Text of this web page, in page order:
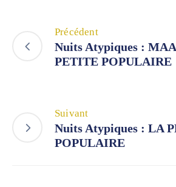
Précédent
Nuits Atypiques :
PETITE POPULAIRE
Suivant
Nuits Atypiques : LA
POPULAIRE